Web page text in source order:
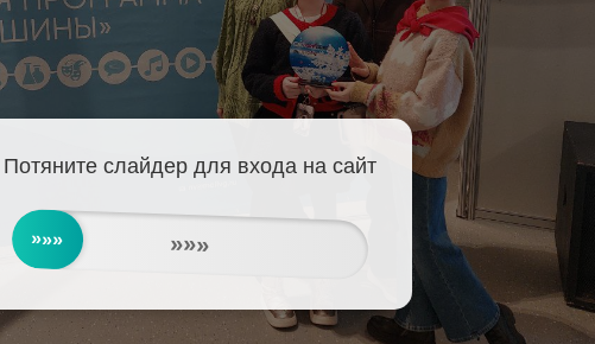
Потяните слайдер для входа на сайт
»»»
»»»